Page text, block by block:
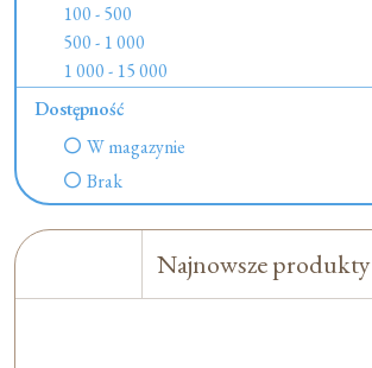
100 - 500
500 - 1 000
1 000 - 15 000
Dostępność
W magazynie
Brak
Najnowsze produkty